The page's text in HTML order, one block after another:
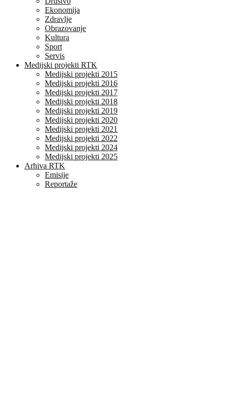
Ekonomija
Zdravlje
Obrazovanje
Kultura
Sport
Servis
Medijski projekti RTK
Medijski projekti 2015
Medijski projekti 2016
Medijski projekti 2017
Medijski projekti 2018
Medijski projekti 2019
Medijski projekti 2020
Medijski projekti 2021
Medijski projekti 2022
Medijski projekti 2024
Medijski projekti 2025
Arhiva RTK
Emisije
Reportaže